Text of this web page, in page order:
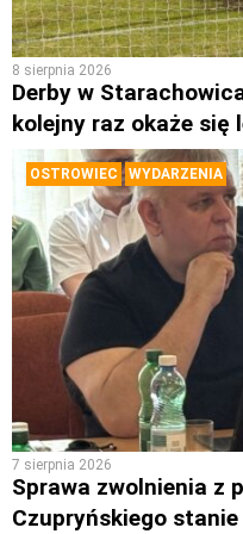
8 sierpnia 2026
Derby w
kolejny raz okaże się
OSTROWIEC WYDARZENIA
7 sierpnia 2026
Sprawa zwolnienia z
Czupryńskiego